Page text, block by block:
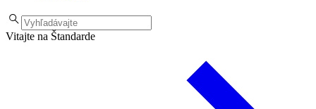
Vitajte na Štandarde